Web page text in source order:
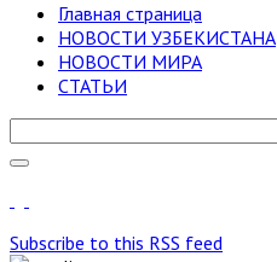
Главная страница
НОВОСТИ УЗБЕКИСТАНА
НОВОСТИ МИРА
СТАТЬИ
Subscribe to this RSS feed